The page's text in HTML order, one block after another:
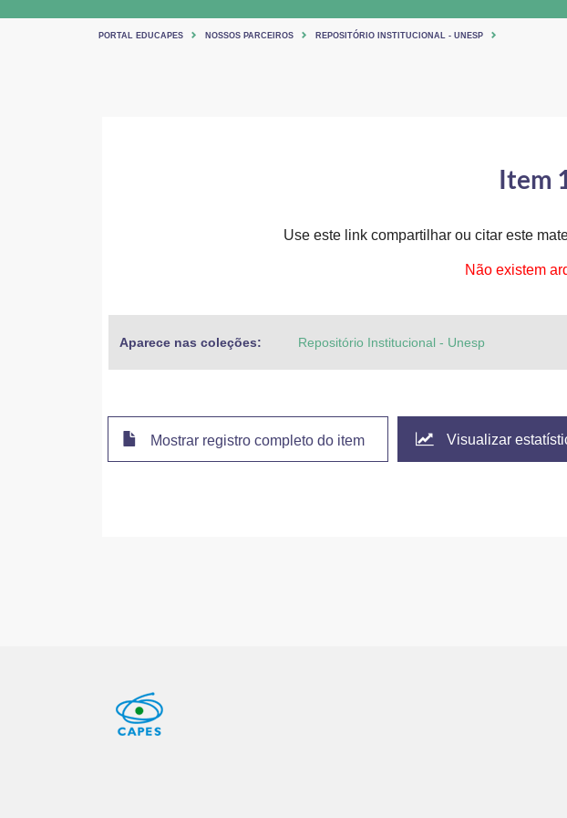
PORTAL EDUCAPES NOSSOS PARCEIROS REPOSITÓRIO INSTITUCIONAL - UNESP
Item
Use este link compartilhar ou citar este
Não existem
Aparece nas coleções: Repositório Institucional - Unesp
Mostrar registro completo do item Visualizar